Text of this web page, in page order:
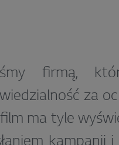
firmą,
za
ma tyle